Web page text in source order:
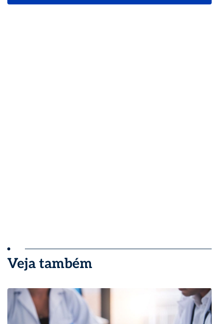
Veja também